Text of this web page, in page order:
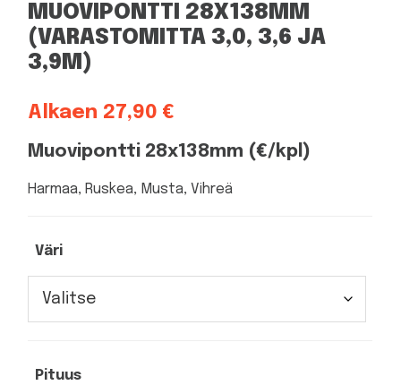
MUOVIPONTTI 28X138MM
(VARASTOMITTA 3,0, 3,6 JA
3,9M)
Alkaen 27,90 €
Muovipontti 28x138mm (€/kpl)
Harmaa, Ruskea, Musta, Vihreä
Väri
Pituus